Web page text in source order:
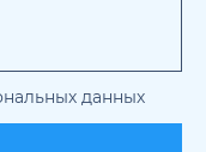
данных